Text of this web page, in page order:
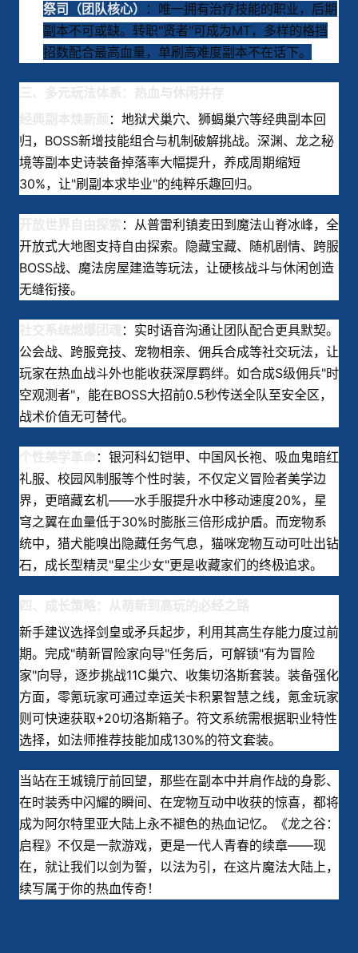
祭司（团队核心）
：唯一拥有治疗技能的职业，后期
副本不可或缺。转职"贤者"可成为MT，多样的格挡
招数配合最高血量，单刷高难度副本不在话下。
：地狱犬巢穴、狮蝎巢穴等经典副本回
归，BOSS新增技能组合与机制破解挑战。深渊、龙之秘
境等副本史诗装备掉落率大幅提升，养成周期缩短
30%，让"刷副本求毕业"的纯粹乐趣回归。
：从普雷利镇麦田到魔法山脊冰峰，全
开放式大地图支持自由探索。隐藏宝藏、随机剧情、跨服
BOSS战、魔法房屋建造等玩法，让硬核战斗与休闲创造
无缝衔接。
：实时语音沟通让团队配合更具默契。
公会战、跨服竞技、宠物相亲、佣兵合成等社交玩法，让
玩家在热血战斗外也能收获深厚羁绊。如合成S级佣兵"时
空观测者"，能在BOSS大招前0.5秒传送全队至安全区，
战术价值无可替代。
：银河科幻铠甲、中国风长袍、吸血鬼暗红
礼服、校园风制服等个性时装，不仅定义冒险者美学边
界，更暗藏玄机——水手服提升水中移动速度20%，星
穹之翼在血量低于30%时膨胀三倍形成护盾。而宠物系
统中，猎犬能嗅出隐藏任务气息，猫咪宠物互动可吐出钻
石，成长型精灵"星尘少女"更是收藏家们的终极追求。
新手建议选择剑皇或矛兵起步，利用其高生存能力度过前
期。完成"萌新冒险家向导"任务后，可解锁"有为冒险
家"向导，逐步挑战11C巢穴、收集切洛斯套装。装备强化
方面，零氪玩家可通过幸运关卡积累智慧之线，氪金玩家
则可快速获取+20切洛斯箱子。符文系统需根据职业特性
选择，如法师推荐技能加成130%的符文套装。
当站在王城镜厅前回望，那些在副本中并肩作战的身影、
在时装秀中闪耀的瞬间、在宠物互动中收获的惊喜，都将
成为阿尔特里亚大陆上永不褪色的热血记忆。《龙之谷：
启程》不仅是一款游戏，更是一代人青春的续章——现
在，就让我们以剑为誓，以法为引，在这片魔法大陆上，
续写属于你的热血传奇！